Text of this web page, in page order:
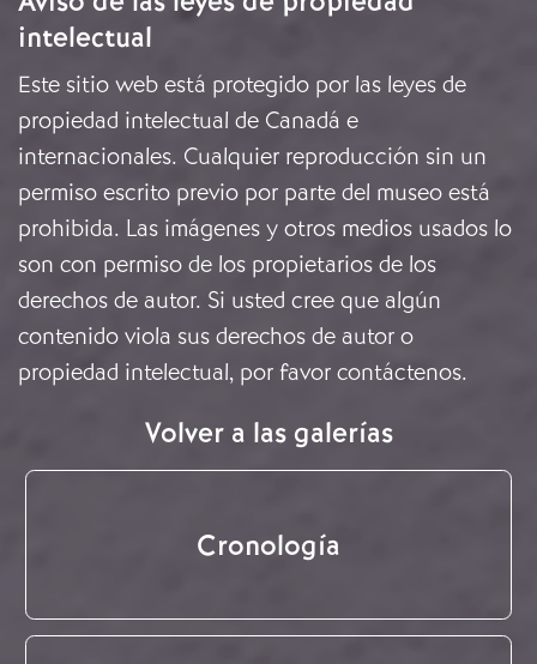
intelectual
Este sitio web está protegido por las leyes de
propiedad intelectual de Canadá e
internacionales. Cualquier reproducción sin un
permiso escrito previo por parte del museo está
prohibida. Las imágenes y otros medios usados lo
son con permiso de los propietarios de los
derechos de autor. Si usted cree que algún
contenido viola sus derechos de autor o
propiedad intelectual, por favor contáctenos.
Volver a las galerías
Cronología